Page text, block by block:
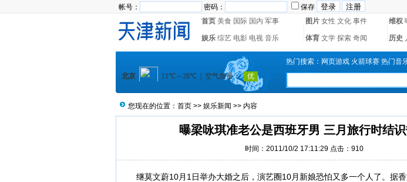
帐号： 密码： 保存
首页 美食 国际 国内 军事 图片 女性 文化 事件 维权
娱乐 综艺 电影 电视 音乐 体育 文学 探索 奇闻 历史
热门搜索： 网页游戏 火箭球赛 热门音
您现在的位置： 首页 >> 娱乐新闻 >> 内容
曝梁咏琪准老公是西班牙男 三月旅行时结
时间：2011/10/2 17:11:29 点击：910
继莫文蔚10月1日举办大婚之后，演艺圈10月新娘恐怕又多一个人了。据香